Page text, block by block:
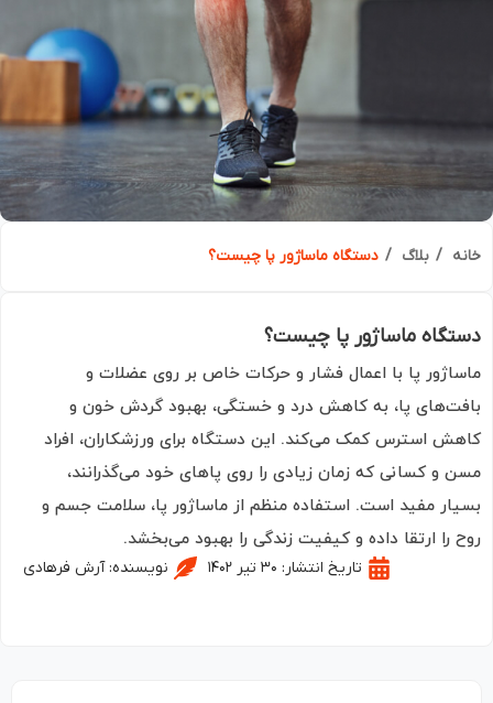
بلاگ دستگاه ماساژور پا چیست؟
ماساژور پا چیست؟
پا با اعمال فشار و حرکات خاص بر روی عضلات و
پا، به کاهش درد و خستگی، بهبود گردش خون و
استرس کمک می‌کند. این دستگاه برای ورزشکاران، افراد
و کسانی که زمان زیادی را روی پاهای خود می‌گذرانند،
مفید است. استفاده منظم از ماساژور پا، سلامت جسم و
را ارتقا داده و کیفیت زندگی را بهبود می‌بخشد.
تاریخ انتشار: ۳۰ تیر ۱۴۰۲ نویسنده:آرش فرهادی